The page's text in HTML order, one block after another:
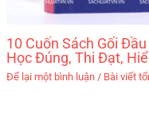
10 Cuốn Sách Gối
Học Đúng, Thi Đạt,
Để lại một bình luận / Bài viết